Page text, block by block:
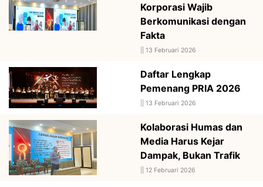
Korporasi Wajib
Berkomunikasi dengan
Fakta
13 Februari 2026
Daftar Lengkap
Pemenang PRIA 2026
13 Februari 2026
Kolaborasi Humas dan
Media Harus Kejar
Dampak, Bukan Trafik
12 Februari 2026